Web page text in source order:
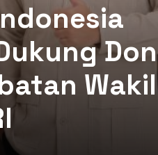
Don
Wakil